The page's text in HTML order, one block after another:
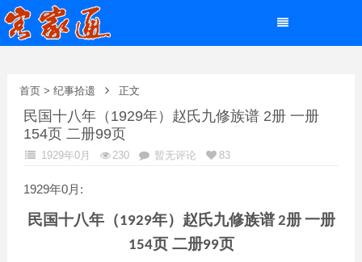
首页> 纪事拾遗 正文
民国十八年（1929年）赵氏九修族谱 2册 一册
154页 二册99页
1929年0月 230 暂无评论 83
1929年0月:
民国十八年（1929年）赵氏九修族谱 2册 一册
154页 二册99页